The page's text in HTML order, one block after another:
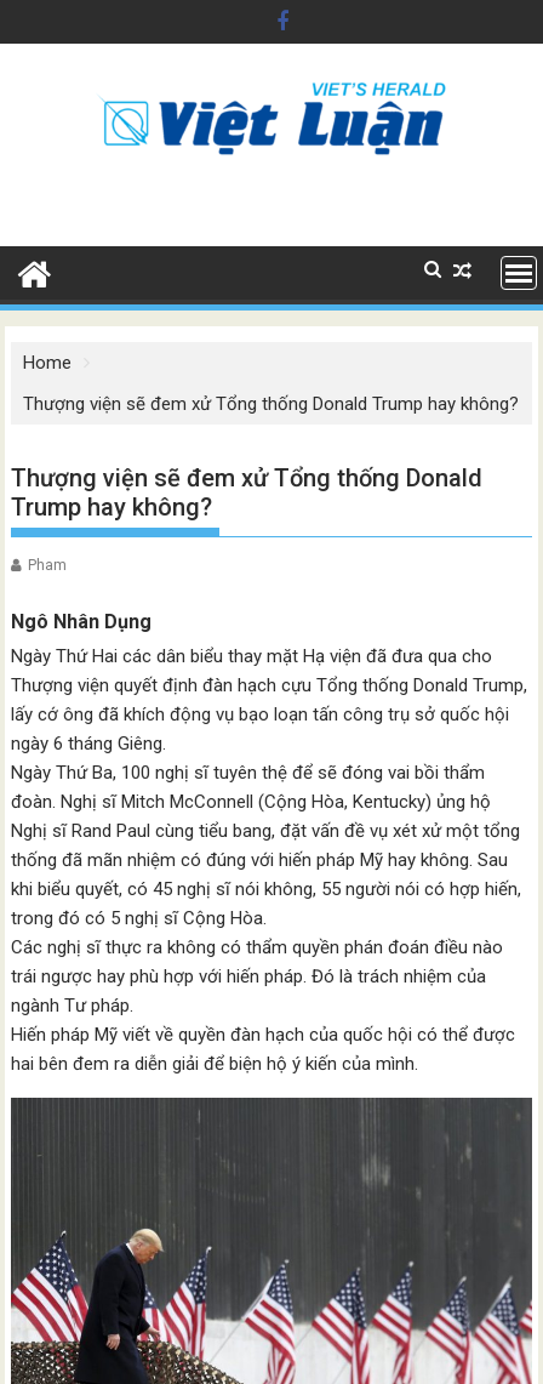
to
Home
Thượng viện sẽ đem xử Tổng thống Donald Trump hay không?
Thượng viện sẽ đem xử Tổng thống Donald
Trump hay không?
Pham
Ngô Nhân Dụng
Ngày Thứ Hai các dân biểu thay mặt Hạ viện đã đưa qua cho
Thượng viện quyết định đàn hạch cựu Tổng thống Donald Trump,
lấy cớ ông đã khích động vụ bạo loạn tấn công trụ sở quốc hội
ngày 6 tháng Giêng.
Ngày Thứ Ba, 100 nghị sĩ tuyên thệ để sẽ đóng vai bồi thẩm
đoàn. Nghị sĩ Mitch McConnell (Cộng Hòa, Kentucky) ủng hộ
Nghị sĩ Rand Paul cùng tiểu bang, đặt vấn đề vụ xét xử một tổng
thống đã mãn nhiệm có đúng với hiến pháp Mỹ hay không. Sau
khi biểu quyết, có 45 nghị sĩ nói không, 55 người nói có hợp hiến,
trong đó có 5 nghị sĩ Cộng Hòa.
Các nghị sĩ thực ra không có thẩm quyền phán đoán điều nào
trái ngược hay phù hợp với hiến pháp. Đó là trách nhiệm của
ngành Tư pháp.
Hiến pháp Mỹ viết về quyền đàn hạch của quốc hội có thể được
hai bên đem ra diễn giải để biện hộ ý kiến của mình.